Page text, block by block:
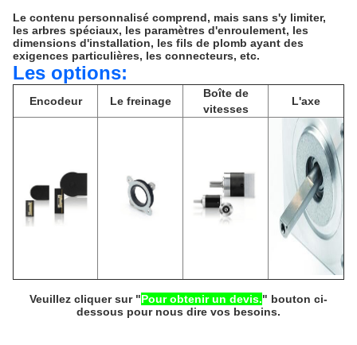
Le contenu personnalisé comprend, mais sans s'y limiter,
les arbres spéciaux, les paramètres d'enroulement, les
dimensions d'installation, les fils de plomb ayant des
exigences particulières, les connecteurs, etc.
Les options:
Encodeur Le freinage
Boîte de
vitesses
L'axe
Veuillez cliquer sur "Pour obtenir un devis." bouton ci-
dessous pour nous dire vos besoins.